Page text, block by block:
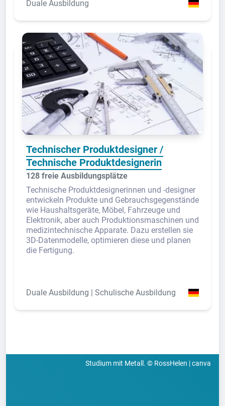
Duale Ausbildung
Technischer Produktdesigner /
Technische Produktdesignerin
128 freie Ausbildungsplätze
Technische Produktdesignerinnen und -designer
entwickeln Produkte und Gebrauchsgegenstände
wie Haushaltsgeräte, Möbel, Fahrzeuge und
Elektronik, aber auch Produktionsmaschinen und
medizintechnische Apparate. Dazu erstellen sie
3D-Datenmodelle, optimieren diese und planen
die Fertigung.
Duale Ausbildung | Schulische Ausbildung
Studium mit Metall. © RossHelen | canva